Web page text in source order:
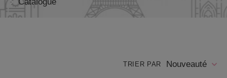
TRIER PAR Nouveauté